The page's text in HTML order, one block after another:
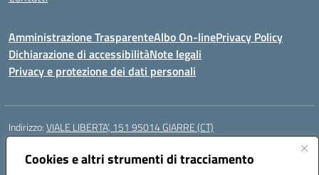
Cookies e altri strumenti di tracciamento
Amministrazione TrasparenteAlbo On-linePrivacy Policy
Dichiarazione di accessibilitàNote legali
Privacy e protezione dei dati personali
Indirizzo:VIALE LIBERTA’, 151 95014 GIARRE (CT)
Centralino:
Posta elettronica certificata (PEC):ctmm151004@pec.istruzione.it